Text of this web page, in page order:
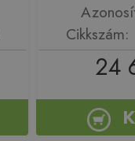
Cikkszám:
24